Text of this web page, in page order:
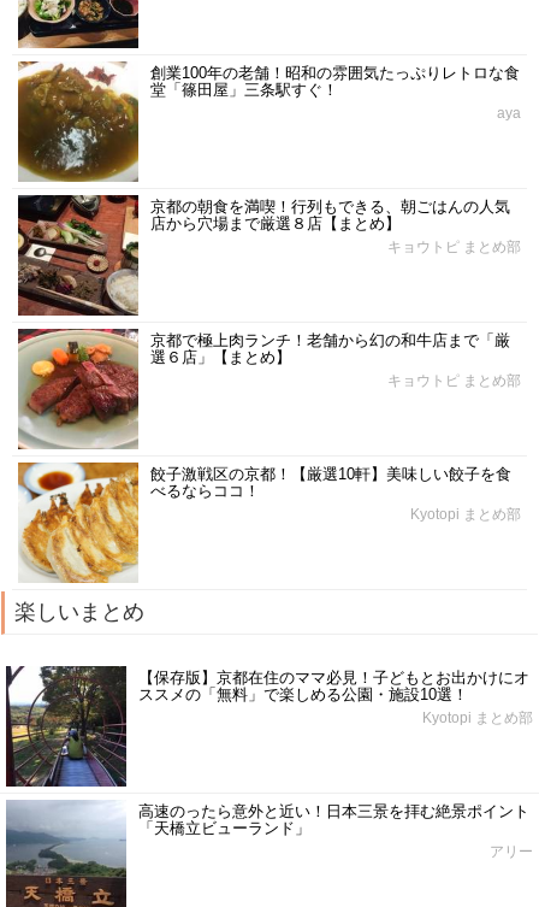
創業100年の老舗！昭和の雰囲気たっぷりレトロな食
堂「篠田屋」三条駅すぐ！
aya
京都の朝食を満喫！行列もできる、朝ごはんの人気
店から穴場まで厳選８店【まとめ】
キョウトピ まとめ部
京都で極上肉ランチ！老舗から幻の和牛店まで「厳
選６店」【まとめ】
キョウトピ まとめ部
餃子激戦区の京都！【厳選10軒】美味しい餃子を食
べるならココ！
Kyotopi まとめ部
楽しいまとめ
【保存版】京都在住のママ必見！子どもとお出かけにオ
ススメの「無料」で楽しめる公園・施設10選！
Kyotopi まとめ部
高速のったら意外と近い！日本三景を拝む絶景ポイント
「天橋立ビューランド」
アリー